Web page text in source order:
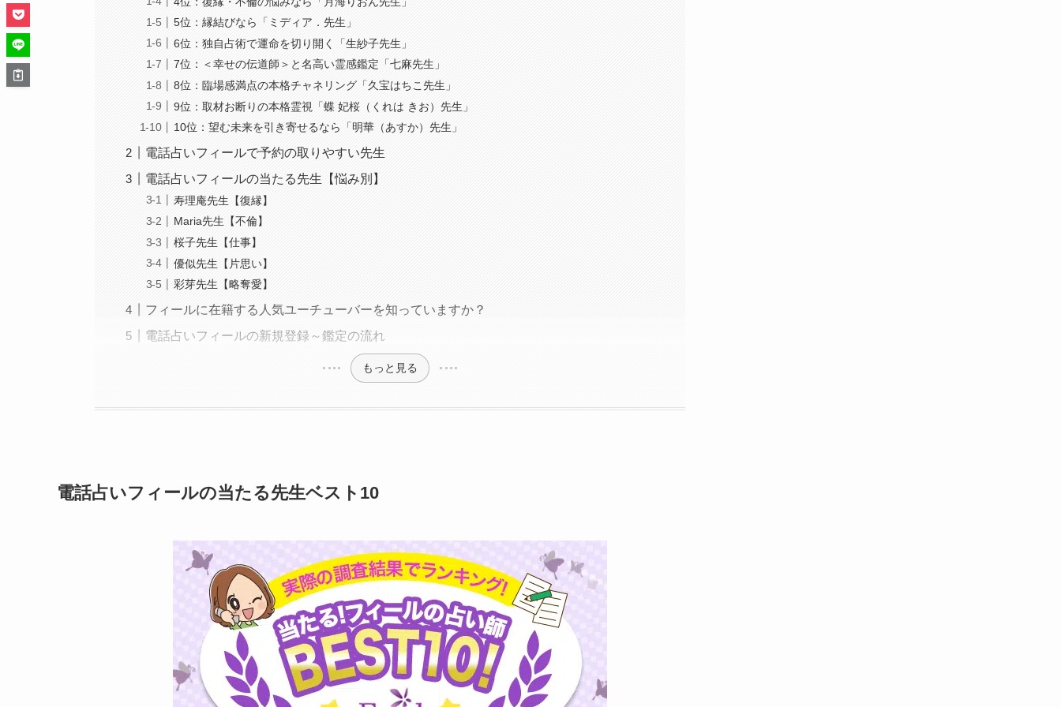
5位：縁結びなら「ミディア．先生」
6位：独自占術で運命を切り開く「生紗子先生」
7位：＜幸せの伝道師＞と名高い霊感鑑定「七麻先生」
8位：臨場感満点の本格チャネリング「久宝はちこ先生」
9位：取材お断りの本格霊視「蝶 妃桜（くれは きお）先生」
10位：望む未来を引き寄せるなら「明華（あすか）先生」
電話占いフィールで予約の取りやすい先生
電話占いフィールの当たる先生【悩み別】
寿理庵先生【復縁】
Maria先生【不倫】
桜子先生【仕事】
優似先生【片思い】
彩芽先生【略奪愛】
フィールに在籍する人気ユーチューバーを知っていますか？
電話占いフィールの新規登録～鑑定の流れ
もっと見る
電話占いフィールの当たる先生ベスト10